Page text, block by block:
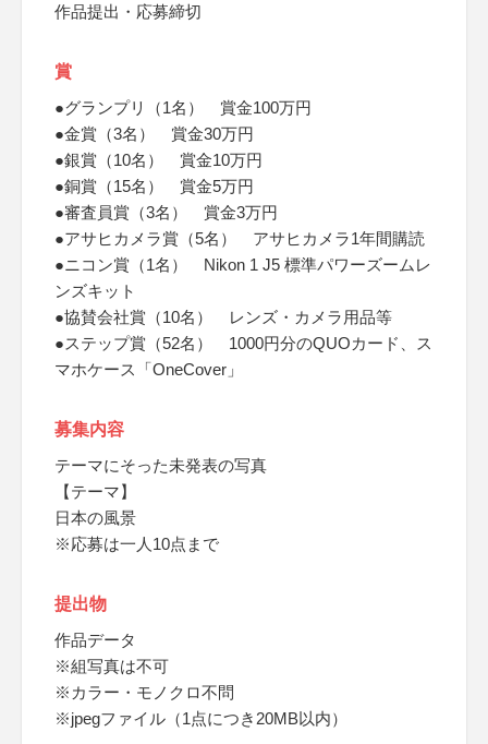
作品提出・応募締切
賞
●グランプリ（1名） 賞金100万円
●金賞（3名） 賞金30万円
●銀賞（10名） 賞金10万円
●銅賞（15名） 賞金5万円
●審査員賞（3名） 賞金3万円
●アサヒカメラ賞（5名） アサヒカメラ1年間購読
●ニコン賞（1名） Nikon 1 J5 標準パワーズームレ
ンズキット
●協賛会社賞（10名） レンズ・カメラ用品等
●ステップ賞（52名） 1000円分のQUOカード、ス
マホケース「OneCover」
募集内容
テーマにそった未発表の写真
【テーマ】
日本の風景
※応募は一人10点まで
提出物
作品データ
※組写真は不可
※カラー・モノクロ不問
※jpegファイル（1点につき20MB以内）